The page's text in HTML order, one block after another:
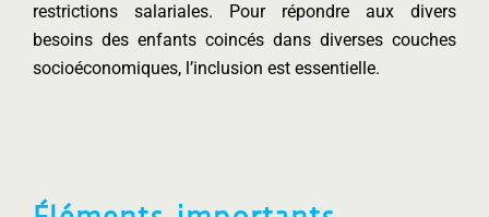
restrictions salariales. Pour répondre aux divers
besoins des enfants coincés dans diverses couches
socioéconomiques, l’inclusion est essentielle.